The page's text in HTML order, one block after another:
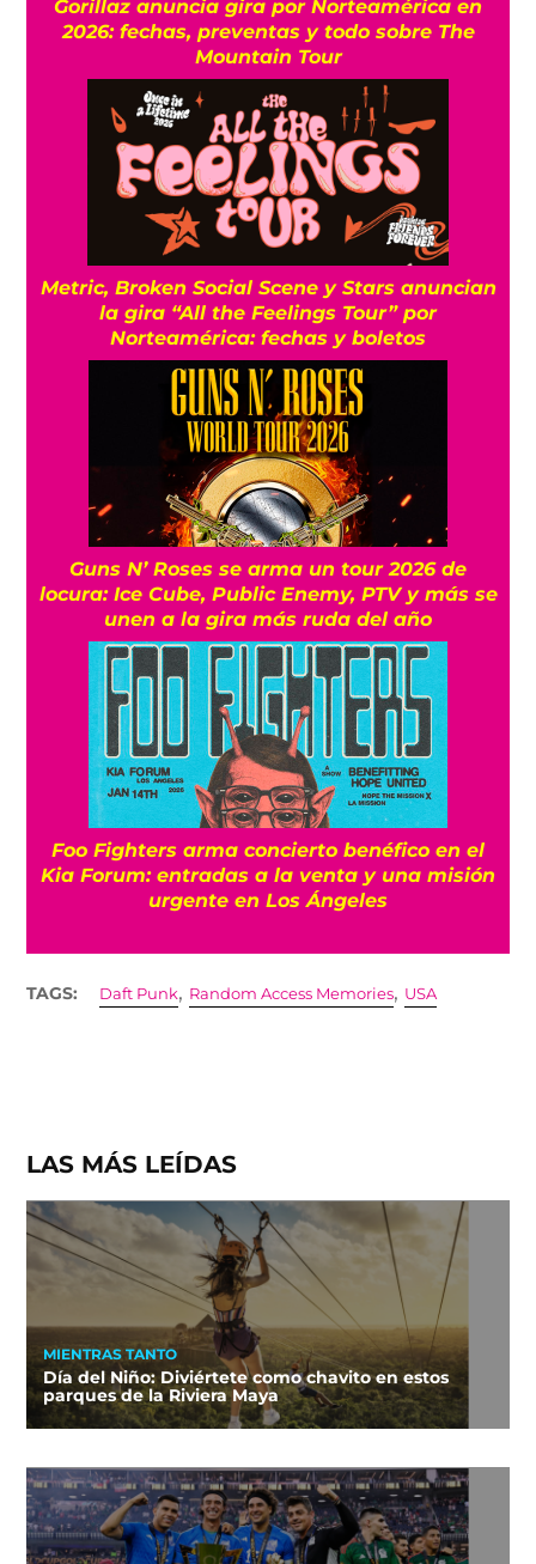
Gorillaz anuncia gira por Norteamérica en
2026: fechas, preventas y todo sobre The
Mountain Tour
Metric, Broken Social Scene y Stars anuncian
la gira “All the Feelings Tour” por
Norteamérica: fechas y boletos
Guns N’ Roses se arma un tour 2026 de
locura: Ice Cube, Public Enemy, PTV y más se
unen a la gira más ruda del año
Foo Fighters arma concierto benéfico en el
Kia Forum: entradas a la venta y una misión
urgente en Los Ángeles
TAGS: Daft Punk, Random Access Memories, USA
LAS MÁS LEÍDAS
MIENTRAS TANTO
Día del Niño: Diviértete como chavito en estos
parques de la Riviera Maya